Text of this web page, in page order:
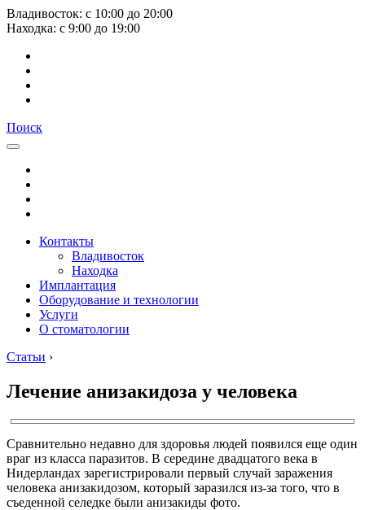
Владивосток: с 10:00 до 20:00
Находка: с 9:00 до 19:00
Поиск
Контакты
Владивосток
Находка
Имплантация
Оборудование и технологии
Услуги
О стоматологии
Статьи ›
Лечение анизакидоза у человека
Сравнительно недавно для здоровья людей появился еще один
враг из класса паразитов. В середине двадцатого века в
Нидерландах зарегистрировали первый случай заражения
человека анизакидозом, который заразился из-за того, что в
съеденной селедке были анизакиды фото.